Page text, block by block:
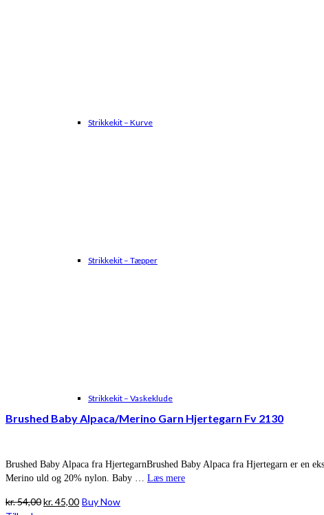
Strikkekit – Kurve
Strikkekit – Tæpper
Strikkekit – Vaskeklude
Brushed Baby Alpaca/Merino Garn Hjertegarn Fv 2130
Brushed Baby Alpaca fra HjertegarnBrushed Baby Alpaca fra Hjertegarn er en
Merino uld og 20% nylon. Baby … Læs mere
kr.54,00Den
kr.45,00Den
Buy Now